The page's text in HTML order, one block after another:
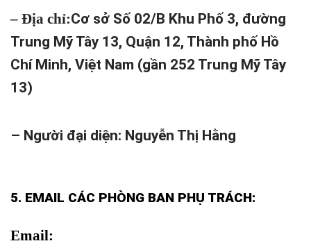
– Địa chỉ:Cơ sở Số 02/B Khu Phố 3, đường
Trung Mỹ Tây 13, Quận 12, Thành phố Hồ
Chí Minh, Việt Nam (gần 252 Trung Mỹ Tây
13)
– Người đại diện: Nguyễn Thị Hằng
5. EMAIL CÁC PHÒNG BAN PHỤ TRÁCH:
Email: